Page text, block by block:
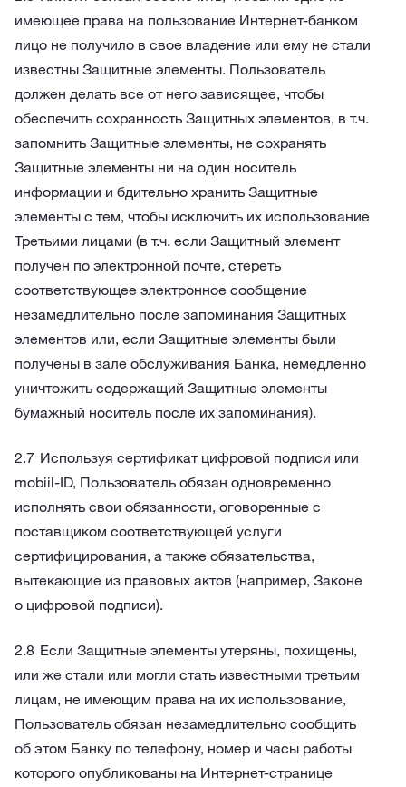
имеющее права на пользование Интернет-банком
лицо не получило в свое владение или ему не стали
известны Защитные элементы. Пользователь
должен делать все от него зависящее, чтобы
обеспечить сохранность Защитных элементов, в т.ч.
запомнить Защитные элементы, не сохранять
Защитные элементы ни на один носитель
информации и бдительно хранить Защитные
элементы с тем, чтобы исключить их использование
Третьими лицами (в т.ч. если Защитный элемент
получен по электронной почте, стереть
соответствующее электронное сообщение
незамедлительно после запоминания Защитных
элементов или, если Защитные элементы были
получены в зале обслуживания Банка, немедленно
уничтожить содержащий Защитные элементы
бумажный носитель после их запоминания).
Используя сертификат цифровой подписи или
mobiil-ID, Пользователь обязан одновременно
исполнять свои обязанности, оговоренные с
поставщиком соответствующей услуги
сертифицирования, а также обязательства,
вытекающие из правовых актов (например, Законе
о цифровой подписи).
Если Защитные элементы утеряны, похищены,
или же стали или могли стать известными третьим
лицам, не имеющим права на их использование,
Пользователь обязан незамедлительно сообщить
об этом Банку по телефону, номер и часы работы
которого опубликованы на Интернет-странице